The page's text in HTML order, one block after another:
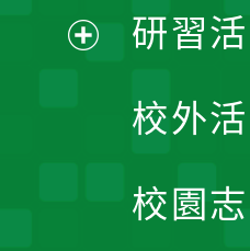
研習
校外
校園